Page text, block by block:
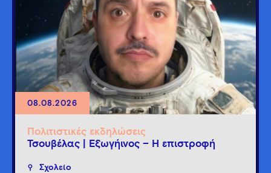
08.08.2026
Πολιτιστικές εκδηλώσεις
Τσουβέλας | Εξωγήινος – Η επιστροφή
Σχολείο